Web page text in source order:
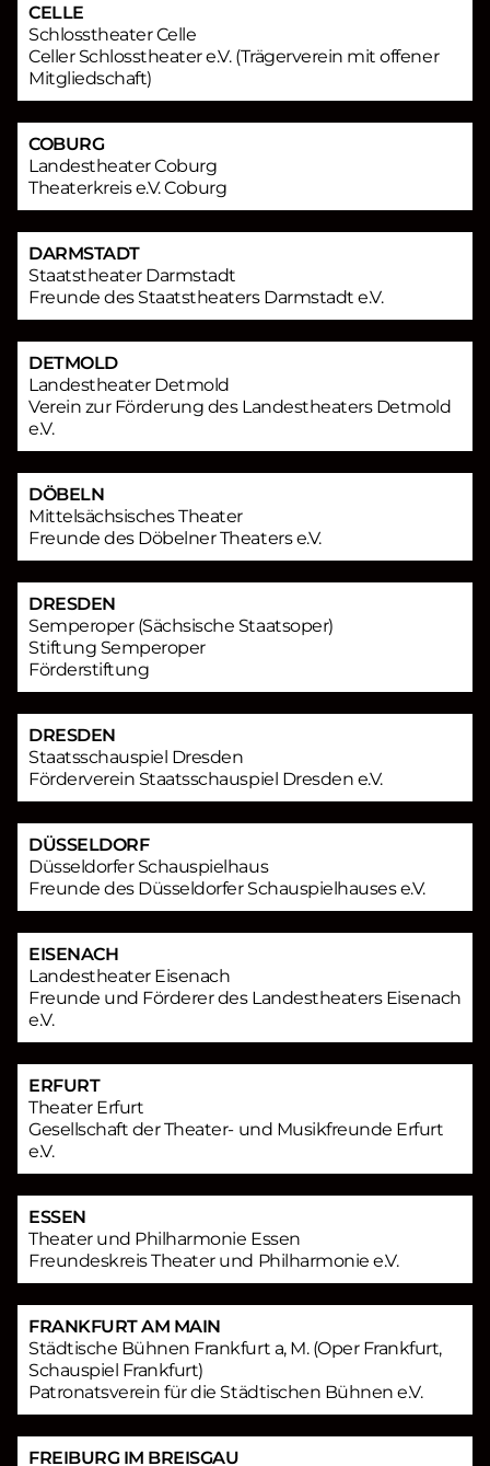
CELLE
Schlosstheater Celle
Celler Schlosstheater e.V. (Trägerverein mit offener
Mitgliedschaft)
COBURG
Landestheater Coburg
Theaterkreis e.V. Coburg
DARMSTADT
Staatstheater Darmstadt
Freunde des Staatstheaters Darmstadt e.V.
DETMOLD
Landestheater Detmold
Verein zur Förderung des Landestheaters Detmold
e.V.
DÖBELN
Mittelsächsisches Theater
Freunde des Döbelner Theaters e.V.
DRESDEN
Semperoper (Sächsische Staatsoper)
Stiftung Semperoper
Förderstiftung
DRESDEN
Staatsschauspiel Dresden
Förderverein Staatsschauspiel Dresden e.V.
DÜSSELDORF
Düsseldorfer Schauspielhaus
Freunde des Düsseldorfer Schauspielhauses e.V.
EISENACH
Landestheater Eisenach
Freunde und Förderer des Landestheaters Eisenach
e.V.
ERFURT
Theater Erfurt
Gesellschaft der Theater- und Musikfreunde Erfurt
e.V.
ESSEN
Theater und Philharmonie Essen
Freundeskreis Theater und Philharmonie e.V.
FRANKFURT AM MAIN
Städtische Bühnen Frankfurt a, M. (Oper Frankfurt,
Schauspiel Frankfurt)
Patronatsverein für die Städtischen Bühnen e.V.
FREIBURG IM BREISGAU